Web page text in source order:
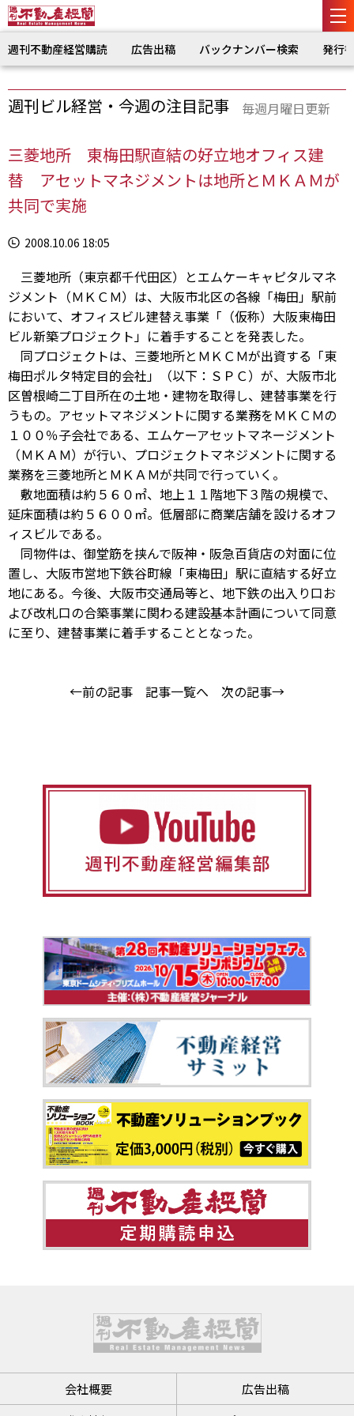
週刊不動産経営購読 広告出稿 バックナンバー検索 発行
週刊ビル経営・今週の注目記事 毎週月曜日更新
三菱地所 東梅田駅直結の好立地オフィス建
替 アセットマネジメントは地所とＭＫＡＭが
共同で実施
2008.10.06 18:05
三菱地所（東京都千代田区）とエムケーキャピタルマネ
ジメント（ＭＫＣＭ）は、大阪市北区の各線「梅田」駅前
において、オフィスビル建替え事業「（仮称）大阪東梅田
ビル新築プロジェクト」に着手することを発表した。
同プロジェクトは、三菱地所とＭＫＣＭが出資する「東
梅田ポルタ特定目的会社」（以下：ＳＰＣ）が、大阪市北
区曽根崎二丁目所在の土地・建物を取得し、建替事業を行
うもの。アセットマネジメントに関する業務をＭＫＣＭの
１００％子会社である、エムケーアセットマネージメント
（ＭＫＡＭ）が行い、プロジェクトマネジメントに関する
業務を三菱地所とＭＫＡＭが共同で行っていく。
敷地面積は約５６０㎡、地上１１階地下３階の規模で、
延床面積は約５６００㎡。低層部に商業店舗を設けるオフ
ィスビルである。
同物件は、御堂筋を挟んで阪神・阪急百貨店の対面に位
置し、大阪市営地下鉄谷町線「東梅田」駅に直結する好立
地にある。今後、大阪市交通局等と、地下鉄の出入り口お
よび改札口の合築事業に関わる建設基本計画について同意
に至り、建替事業に着手することとなった。
←前の記事 記事一覧へ 次の記事→
会社概要
広告出稿